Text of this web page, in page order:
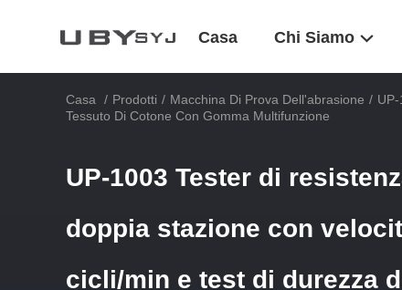
Casa Chi Siamo
Casa / Prodotti / Macchina Di Prova Dell'abrasione /
Tessuto Di Cotone Con Gomma Multifunzione
UP-1003 Tester di
doppia stazione con
cicli/min e test di durezza